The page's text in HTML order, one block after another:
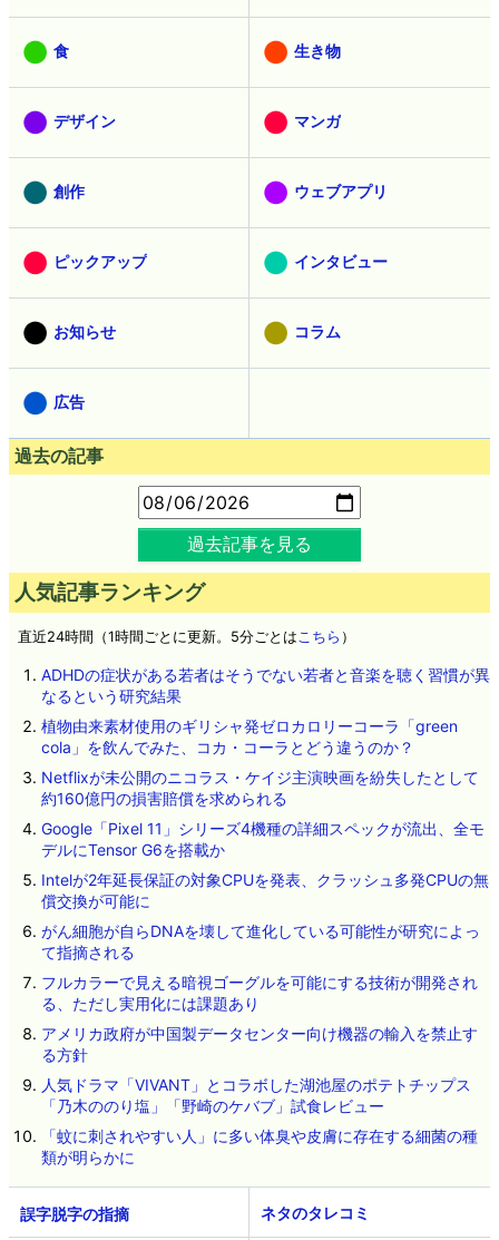
食 生き物
デザイン マンガ
創作 ウェブアプリ
ピックアップ インタビュー
お知らせ コラム
広告
過去の記事
過去記事を見る
人気記事ランキング
直近24時間（1時間ごとに更新。5分ごとはこちら ）
ADHDの症状がある若者はそうでない若者と音楽を聴く習慣が異
なるという研究結果
植物由来素材使用のギリシャ発ゼロカロリーコーラ「green
cola」を飲んでみた、コカ・コーラとどう違うのか？
Netflixが未公開のニコラス・ケイジ主演映画を紛失したとして
約160億円の損害賠償を求められる
Google「Pixel 11」シリーズ4機種の詳細スペックが流出、全モ
デルにTensor G6を搭載か
Intelが2年延長保証の対象CPUを発表、クラッシュ多発CPUの無
償交換が可能に
がん細胞が自らDNAを壊して進化している可能性が研究によっ
て指摘される
フルカラーで見える暗視ゴーグルを可能にする技術が開発され
る、ただし実用化には課題あり
アメリカ政府が中国製データセンター向け機器の輸入を禁止す
る方針
人気ドラマ「VIVANT」とコラボした湖池屋のポテトチップス
「乃木ののり塩」「野崎のケバブ」試食レビュー
「蚊に刺されやすい人」に多い体臭や皮膚に存在する細菌の種
類が明らかに
ネタのタレコミ